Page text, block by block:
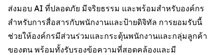
ส่งมอบ AI ที่ปลอดภัย มีจริยธรรม และพร้อมสำหรับองค์กร
สำหรับการสื่อสารกับพนักงานและป้ายดิจิทัล การยอมรับนี้
ช่วยให้องค์กรมีส่วนร่วมและกระตุ้นพนักงานและกลุ่มลูกค้า
ของตน พร้อมทั้งรับรองข้อความที่สอดคล้องและมี